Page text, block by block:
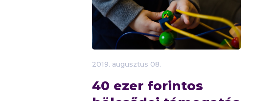
2019. augusztus 08.
40 ezer forintos